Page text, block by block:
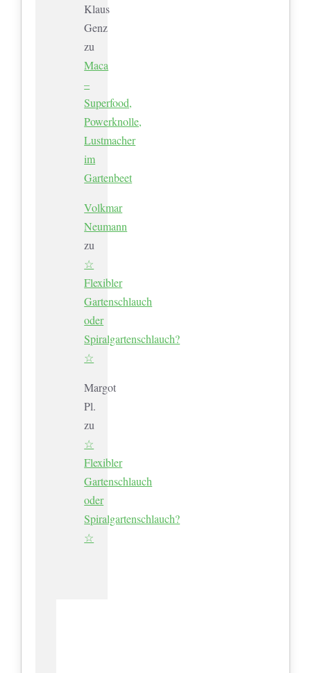
Klaus
Genz
zu
Maca
–
Superfood,
Powerknolle,
Lustmacher
im
Gartenbeet
Volkmar
Neumann
zu
☆
Flexibler
Gartenschlauch
oder
Spiralgartenschlauch?
☆
Margot
Pl.
zu
☆
Flexibler
Gartenschlauch
oder
Spiralgartenschlauch?
☆